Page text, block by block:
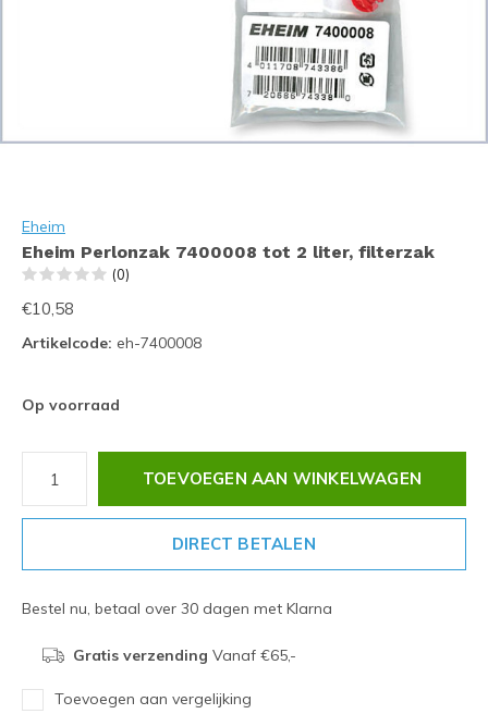
Eheim
Eheim Perlonzak 7400008 tot 2 liter, filterzak
(0)
€10,58
Artikelcode: eh-7400008
Op voorraad
TOEVOEGEN AAN WINKELWAGEN
DIRECT BETALEN
Bestel nu, betaal over 30 dagen met Klarna
Gratis verzending Vanaf €65,-
Toevoegen aan vergelijking